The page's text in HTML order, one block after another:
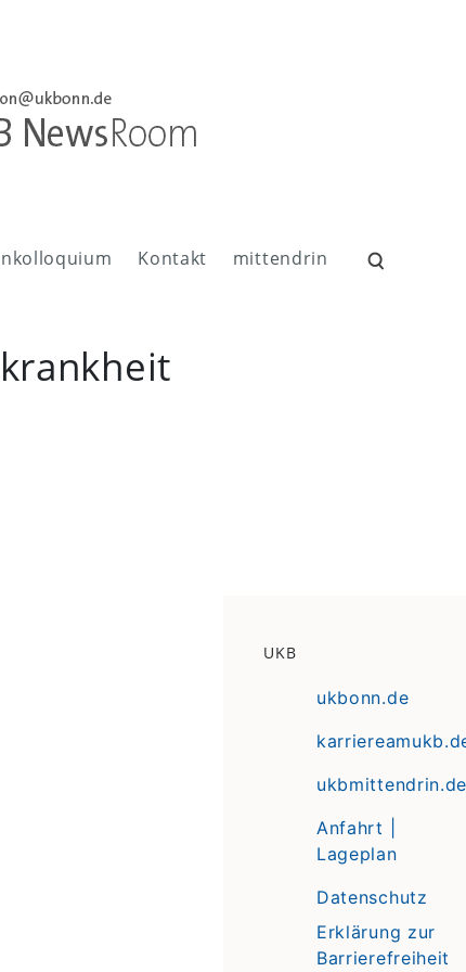
Kontakt mittendrin
Suchen
UKB
ukbonn.de
Anfahrt |
Lageplan
Datenschutz
Erklärung zur
Barrierefreiheit